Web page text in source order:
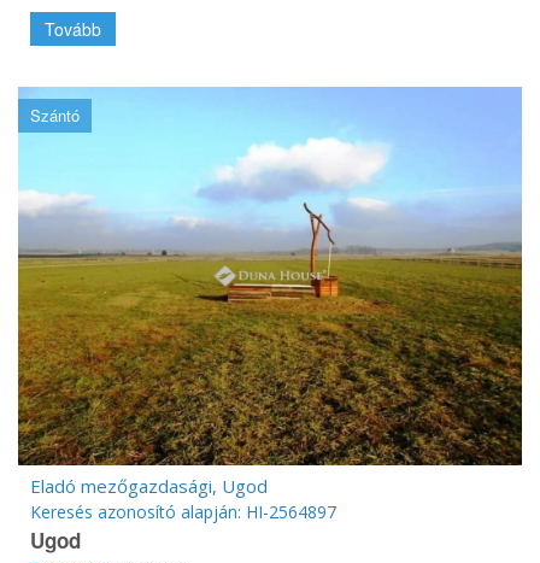
Tovább
Szántó
Eladó mezőgazdasági, Ugod
Keresés azonosító alapján: HI-2564897
Ugod